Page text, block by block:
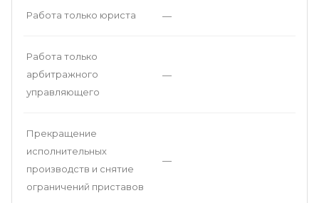
Работа только юриста —
Работа только
арбитражного
управляющего
—
Прекращение
исполнительных
производств и снятие
ограничений приставов
—